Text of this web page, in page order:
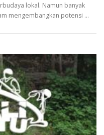
lokal. Namun banyak
mengembangkan potensi …